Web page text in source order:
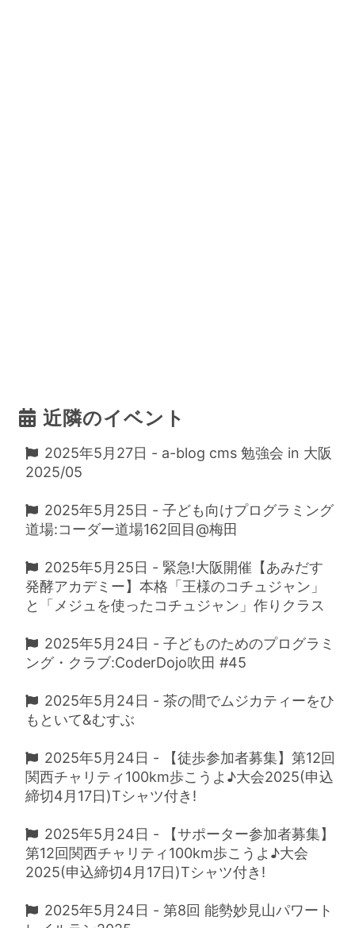
近隣のイベント
2025年5月27日 - a-blog cms 勉強会 in 大阪
2025/05
2025年5月25日 - 子ども向けプログラミング
道場:コーダー道場162回目@梅田
2025年5月25日 - 緊急!大阪開催【あみだす
発酵アカデミー】本格「王様のコチュジャン」
と「メジュを使ったコチュジャン」作りクラス
2025年5月24日 - 子どものためのプログラミ
ング・クラブ:CoderDojo吹田 #45
2025年5月24日 - 茶の間でムジカティーをひ
もといて&むすぶ
2025年5月24日 - 【徒歩参加者募集】第12回
関西チャリティ100km歩こうよ♪大会2025(申込
締切4月17日)Tシャツ付き!
2025年5月24日 - 【サポーター参加者募集】
第12回関西チャリティ100km歩こうよ♪大会
2025(申込締切4月17日)Tシャツ付き!
2025年5月24日 - 第8回 能勢妙見山パワート